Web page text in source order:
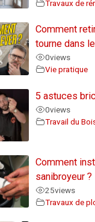
Travaux de
Comment
tourne dans
0views
Vie pratique
5 astuces
0views
Travail du
Comment
sanibroyeur ?
25views
Travaux de